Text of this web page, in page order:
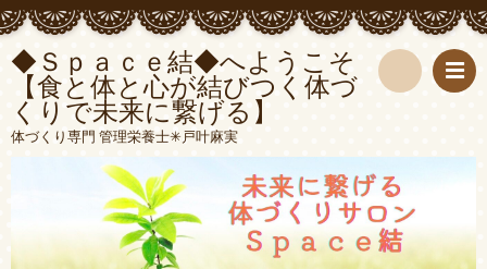
◆Ｓｐａｃｅ結◆へようこそ
【食と体と心が結びつく体づ
くりで未来に繋げる】
体づくり専門 管理栄養士✳︎戸叶麻実
索